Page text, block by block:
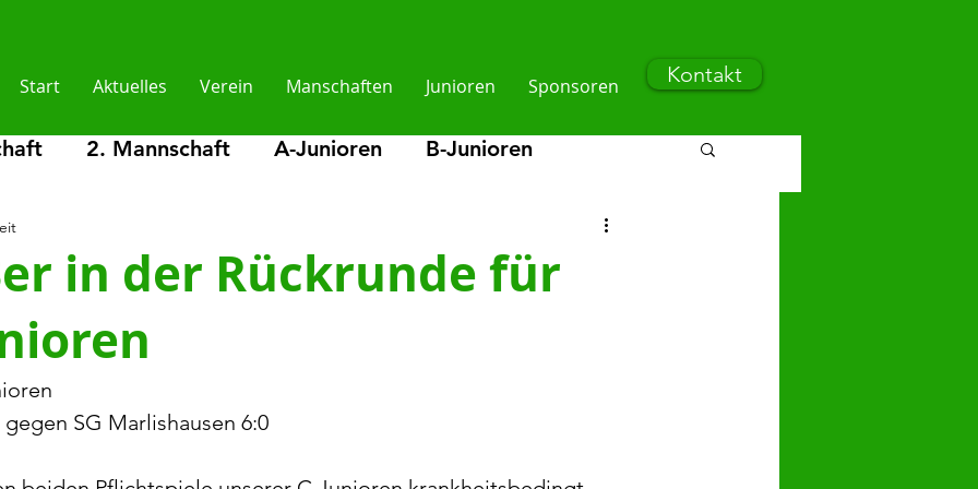
Start Aktuelles Verein Manschaften Junioren Sponsoren Kontakt
2. Mannschaft A-Junioren B-Junioren
F-Junioren
in der Rückrunde für
SG Marlishausen 6:0